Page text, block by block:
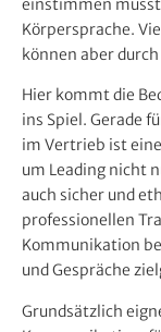
einstimmen musst
Körpersprache.
können aber
Hier kommt die
ins Spiel. Gerade
im Vertrieb ist
um Leading nicht
auch sicher und
professionellen
Kommunikation
und Gespräche
Grundsätzlich